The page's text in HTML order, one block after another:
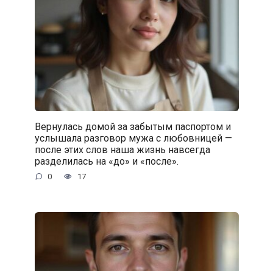
Вернулась домой за забытым паспортом и
услышала разговор мужа с любовницей —
после этих слов наша жизнь навсегда
разделилась на «до» и «после».
0 17